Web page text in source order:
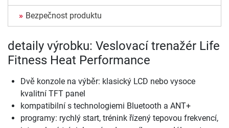
Bezpečnost produktu
detaily výrobku: Veslovací trenažér Life
Fitness Heat Performance
Dvě konzole na výběr: klasický LCD nebo vysoce
kvalitní TFT panel
kompatibilní s technologiemi Bluetooth a ANT+
programy: rychlý start, trénink řízený tepovou frekvencí,